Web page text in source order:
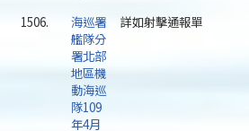
1506.
海巡署
艦隊分
署北部
地區機
動海巡
隊109
年4月
詳如射擊通報單